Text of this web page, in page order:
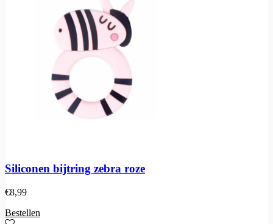
Siliconen bijtring zebra roze
€8,99
Bestellen